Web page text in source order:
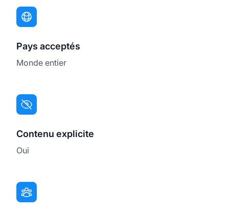
Pays acceptés
Monde entier
Contenu explicite
Oui